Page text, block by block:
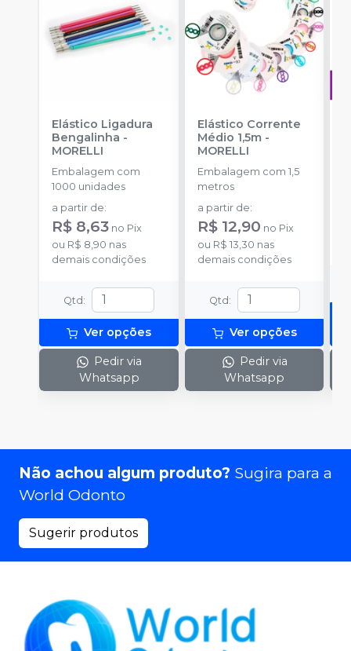
Elástico Ligadura
Bengalinha -
MORELLI
Embalagem com
1000 unidades
a partir de:
R$ 8,63 no Pix
ou R$ 8,90 nas
demais condições
Qtd :
Ver opções
Pedir via
Whatsapp
Elástico Corrente
Médio 1,5m-
MORELLI
Embalagem com 1,5
metros
a partir de:
R$ 12,90 no Pix
ou R$ 13,30 nas
demais condições
Qtd :
Ver opções
Pedir via
Whatsapp
Não achou algum produto? Sugira para a
World Odonto
Sugerir produtos